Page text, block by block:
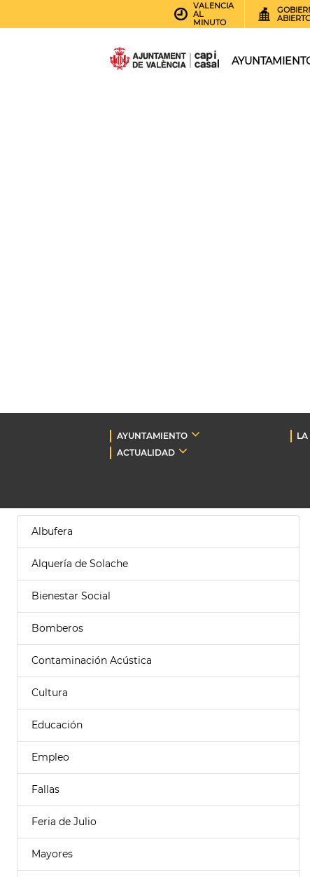
VALENCIA
AL
MINUTO
AYUNTAMIENTO
ACTUALIDAD
Albufera
Alquería de Solache
Bienestar Social
Bomberos
Contaminación Acústica
Cultura
Educación
Empleo
Fallas
Feria de Julio
Mayores